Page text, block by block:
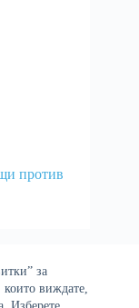
за
виждате,
против